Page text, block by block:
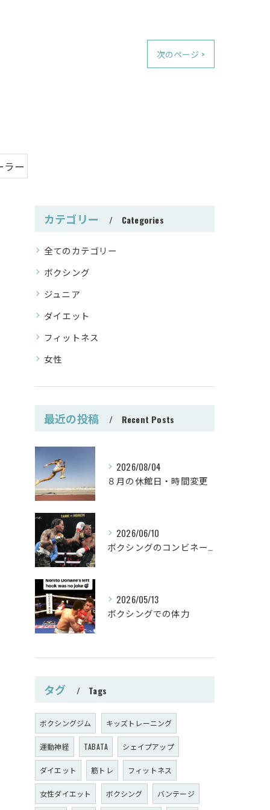
次のページ >
ラー
カテゴリー Categories
全てのカテゴリー
ボクシング
ジュニア
ダイエット
フィットネス
女性
最近の投稿 Recent Posts
2026/08/04
８月の休館日・時間変更
2026/06/10
ボクシングのコンビネーション
2026/05/13
ボクシングでの体力
タグ Tags
ボクシングジム キッズトレーニング
運動神経 TABATA シェイプアップ
ダイエット 筋トレ フィットネス
女性ダイエット ボクシング バンテージ